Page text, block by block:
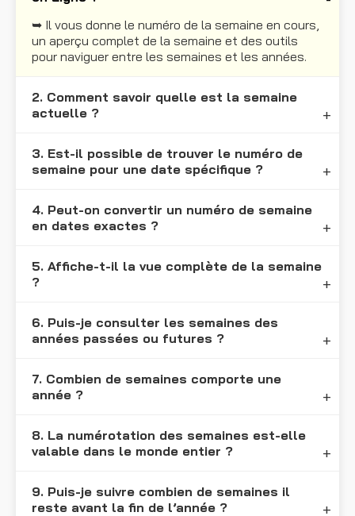
➥ Il vous donne le numéro de la semaine en cours,
un aperçu complet de la semaine et des outils
pour naviguer entre les semaines et les années.
2. Comment savoir quelle est la semaine
actuelle ?
3. Est-il possible de trouver le numéro de
semaine pour une date spécifique ?
4. Peut-on convertir un numéro de semaine
en dates exactes ?
5. Affiche-t-il la vue complète de la semaine
?
6. Puis-je consulter les semaines des
années passées ou futures ?
7. Combien de semaines comporte une
année ?
8. La numérotation des semaines est-elle
valable dans le monde entier ?
9. Puis-je suivre combien de semaines il
reste avant la fin de l’année ?